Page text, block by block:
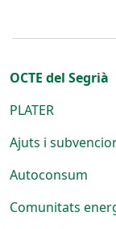
OCTE del Segrià
PLATER
Ajuts i
Autoconsum
Comunitats